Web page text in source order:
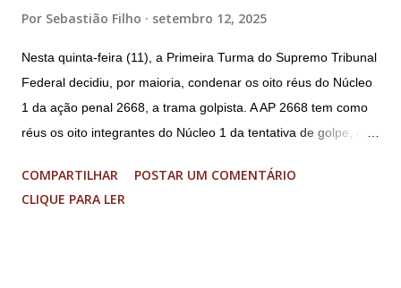
Por Sebastião Filho setembro 12, 2025
Nesta quinta-feira (11), a Primeira Turma do Supremo Tribunal
Federal decidiu, por maioria, condenar os oito réus do Núcleo
1 da ação penal 2668, a trama golpista. A AP 2668 tem como
réus os oito integrantes do Núcleo 1 da tentativa de golpe, ou
(PGR): o deputado federal Alexandre Ramagem, ex-diretor da
Agência Brasileira de Inteligência (Abin); o almirante Almir
COMPARTILHAR
POSTAR UM COMENTÁRIO
CLIQUE PARA LER